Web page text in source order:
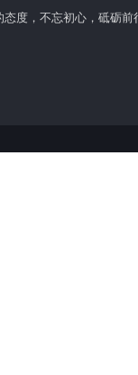
态度，不忘初心，砥砺前